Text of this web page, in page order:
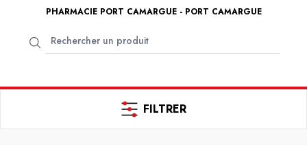
PHARMACIE PORT CAMARGUE - PORT CAMARGUE
FILTRER